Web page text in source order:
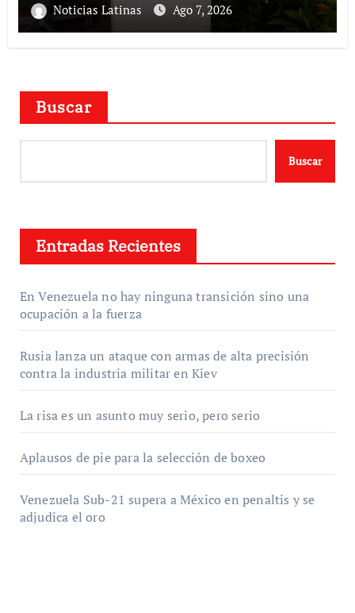
Noticias Latinas Ago 7, 2026
Buscar
Buscar
Entradas Recientes
En Venezuela no hay ninguna transición sino una
ocupación a la fuerza
Rusia lanza un ataque con armas de alta precisión
contra la industria militar en Kiev
La risa es un asunto muy serio, pero serio
Aplausos de pie para la selección de boxeo
Venezuela Sub-21 supera a México en penaltis y se
adjudica el oro